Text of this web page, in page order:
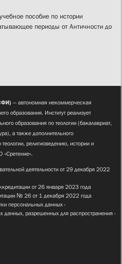
пособие по истории
периоды от Античности до
— автономная некоммерческая
образования. Институт реализует
образования по теологии (бакалавриат,
а также дополнительного
религиоведению, истории и
«Сретение».
деятельности от 29 декабря 2022
от 26 января 2023 года
№ 26 от 1 декабря 2022 года
персональных данных
данных, разрешенных для распространения